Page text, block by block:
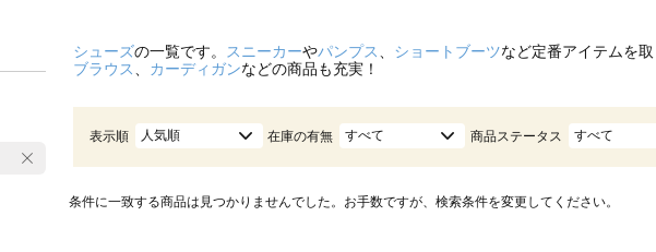
シューズの一覧です。 スニーカーやパンプス ショートブーツなど定番アイテムを
ブラウス
カーディガンなどの商品も充実！
表示順 人気順 在庫の有無 すべて 商品ステータス すべて
条件に一致する商品は見つかりませんでした。お手数ですが、検索条件を変更してください。